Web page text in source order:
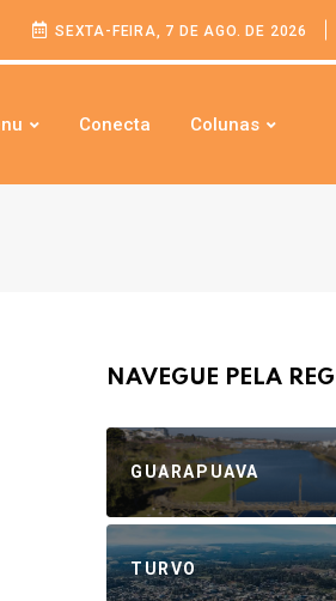
SEXTA-FEIRA, 7 DE AGO. DE 2026
Conecta Colunas
NAVEGUE PELA
GUARAPUAVA
TURVO